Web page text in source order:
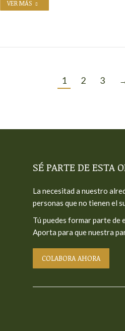
VER MÁS
1 2 3
SÉ PARTE DE ESTA
La necesitad a nuestro
personas que no tienen el
Tú puedes formar parte de
Aporta para que nuestra
COLABORA AHORA